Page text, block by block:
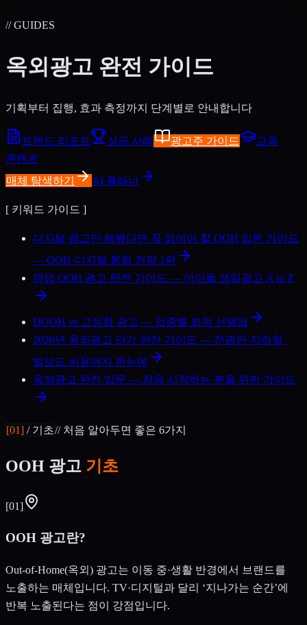
// GUIDES
옥외광고 완전 가이드
기획부터 집행, 효과 측정까지 단계별로 안내합니다
트렌드 리포트 성공 사례 광고주 가이드
교육
콘텐츠
매체 탐색하기
AI 플래너
[ 키워드 가이드 ]
디지털 광고만 해봤다면 꼭 읽어야 할 OOH 입문 가이드
— OOH·디지털 통합 전략 1편
팬덤 OOH 광고 완전 가이드 — 아이돌 생일광고 A to Z
DOOH vs 고정형 광고 — 업종별 최적 선택법
2026년 옥외광고 단가 완전 가이드 — 전광판·지하철·
빌보드 비용까지 한눈에
옥외광고 완전 입문 — 처음 시작하는 분을 위한 가이드
[01] / 기초// 처음 알아두면 좋은 6가지
OOH 광고 기초
[01]
OOH 광고란?
Out-of-Home(옥외) 광고는 이동 중·생활 반경에서 브랜드를
노출하는 매체입니다. TV·디지털과 달리 ‘지나가는 순간’에
반복 노출된다는 점이 강점입니다.